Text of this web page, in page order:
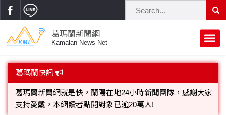
葛瑪蘭新聞網
Kamalan News Net
首頁
蘭陽大代誌
葛瑪蘭快訊
葛瑪蘭新聞網就是快，蘭陽在地24小時新聞團隊，感謝大家
支持愛戴，本網讀者點閱對象已逾20萬人!